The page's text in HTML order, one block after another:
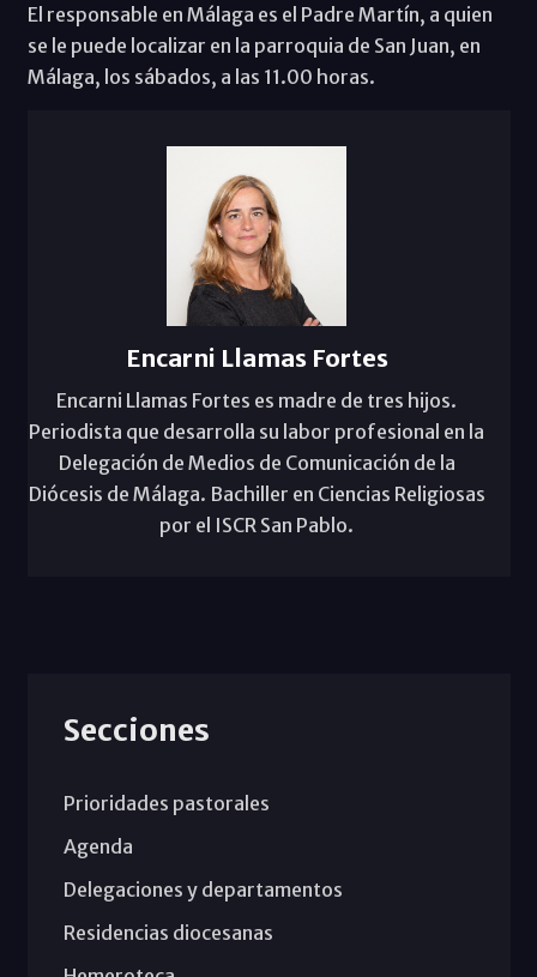
El responsable en Málaga es el Padre Martín, a quien
se le puede localizar en la parroquia de San Juan, en
Málaga, los sábados, a las 11.00 horas.
Encarni Llamas Fortes
Encarni Llamas Fortes es madre de tres hijos.
Periodista que desarrolla su labor profesional en la
Delegación de Medios de Comunicación de la
Diócesis de Málaga. Bachiller en Ciencias Religiosas
por el ISCR San Pablo.
Secciones
Prioridades pastorales
Agenda
Delegaciones y departamentos
Residencias diocesanas